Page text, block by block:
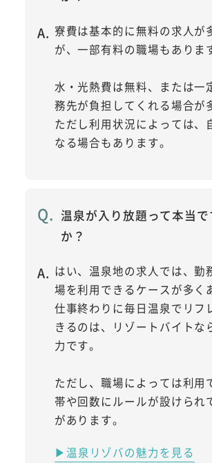
寮費は基本的に無料の求人が
が、一部有料の職場もありま
水・光熱費は無料、または一
務先が負担してくれる場合が
ただし利用状況によっては、
なる場合もあります。
温泉が入り放題って本当で
か？
はい、温泉地の求人では、勤
場を利用できるケースが多く
仕事終わりに毎日温泉でリフ
きるのは、リゾートバイトな
力です。
ただし、職場によっては利用
帯や回数にルールが設けられ
があります。
▶温泉リゾバの魅力を見る